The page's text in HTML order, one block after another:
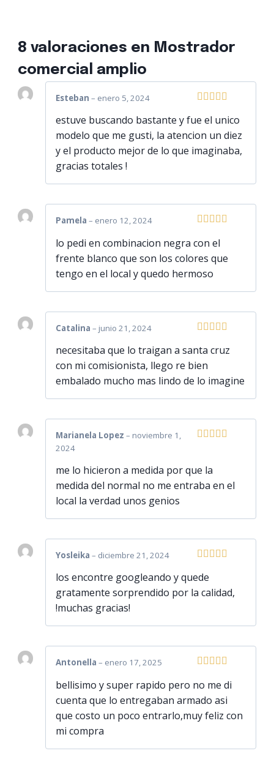
8 valoraciones en Mostrador
comercial amplio
con 5de 5
Esteban – enero 5, 2024
estuve buscando bastante y fue el unico
modelo que me gusti, la atencion un diez
y el producto mejor de lo que imaginaba,
gracias totales !
con5
Pamela – enero 12, 2024
lo pedi en combinacion negra con el
frente blanco que son los colores que
tengo en el local y quedo hermoso
con5de 5
Catalina – junio 21, 2024
necesitaba que lo traigan a santa cruz
con mi comisionista, llego re bien
embalado mucho mas lindo de lo imagine
Marianela Lopez – noviembre 1,
2024
me lo hicieron a medida por que la
medida del normal no me entraba en el
local la verdad unos genios
con
Yosleika – diciembre 21, 2024
los encontre googleando y quede
gratamente sorprendido por la calidad,
!muchas gracias!
con5de 5
Antonella – enero 17, 2025
bellisimo y super rapido pero no me di
cuenta que lo entregaban armado asi
que costo un poco entrarlo,muy feliz con
mi compra